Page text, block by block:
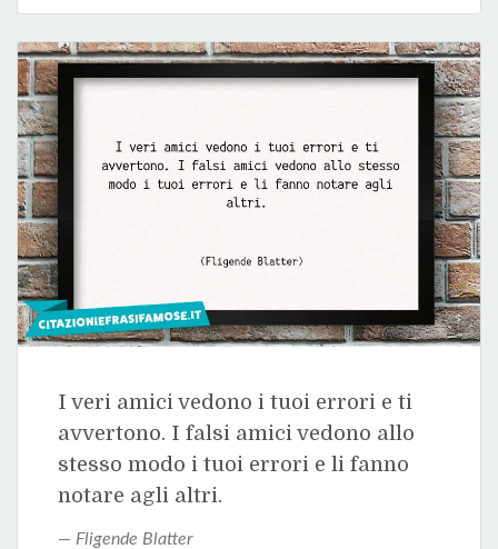
I veri amici vedono i tuoi errori e ti
avvertono. I falsi amici vedono allo
stesso modo i tuoi errori e li fanno
notare agli altri.
Fligende Blatter